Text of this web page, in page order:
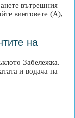
вътрешния
винтовете (A),
на
Забележка.
и водача на